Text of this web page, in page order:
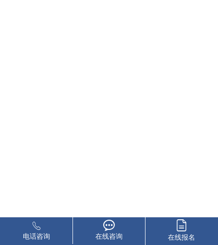
电话咨询 在线咨询 在线报名